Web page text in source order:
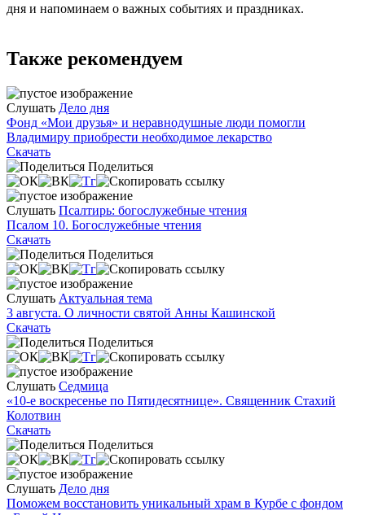
дня и напоминаем о важных событиях и праздниках.
Также рекомендуем
Слушать Дело дня
Фонд «Мои друзья» и неравнодушные люди помогли
Владимиру приобрести необходимое лекарство
Скачать
Поделиться
Слушать Псалтирь: богослужебные чтения
Псалом 10. Богослужебные чтения
Скачать
Поделиться
Слушать Актуальная тема
3 августа. О личности святой Анны Кашинской
Скачать
Поделиться
Слушать Седмица
«10-е воскресенье по Пятидесятнице». Священник Стахий
Колотвин
Скачать
Поделиться
Слушать Дело дня
Поможем восстановить уникальный храм в Курбе с фондом